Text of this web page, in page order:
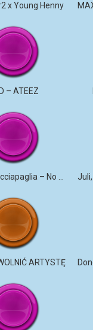
x Young Henny
– ATEEZ
ARTYSTĘ